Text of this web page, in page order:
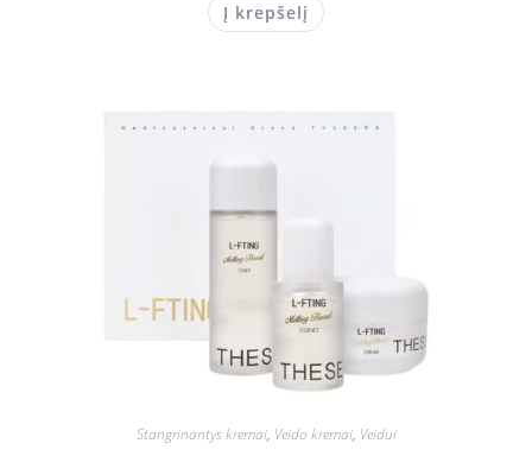
Į krepšelį
Stangrinantys kremai, Veido kremai, Veidui